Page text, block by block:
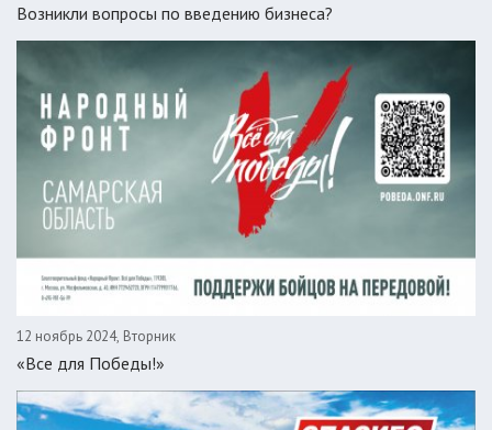
Возникли вопросы по введению бизнеса?
12 ноябрь 2024, Вторник
«Все для Победы!»